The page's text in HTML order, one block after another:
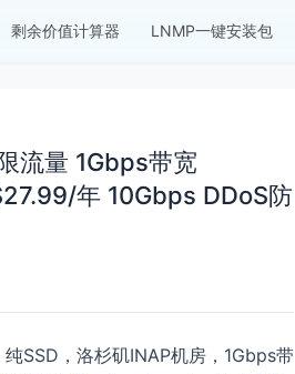
剩余价值计算器 LNMP一键安装包
流量 1Gbps带宽
年 10Gbps DDoS防
SSD，洛杉矶INAP机房，1Gbps带